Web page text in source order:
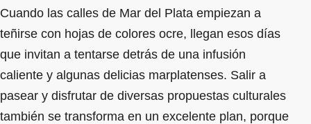
Cuando las calles de Mar del Plata empiezan a
teñirse con hojas de colores ocre, llegan esos días
que invitan a tentarse detrás de una infusión
caliente y algunas delicias marplatenses. Salir a
pasear y disfrutar de diversas propuestas culturales
también se transforma en un excelente plan, porque